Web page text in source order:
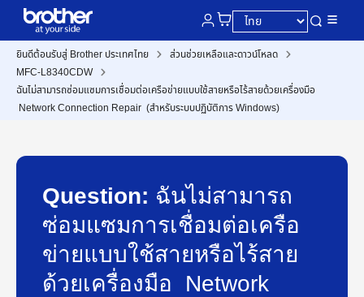
ยินดีต้อนรับสู่ Brother ประเทศไทย
ส่วนช่วยเหลือและดาวน์โหลด
MFC-L8340CDW
ฉันไม่สามารถซ่อมแซมการเชื่อมต่อเครือข่ายแบบใช้สายหรือไร้สายด้วยเครื่องมือ
Network Connection Repair (สำหรับระบบปฏิบัติการ Windows)
Question: ฉันไม่สามารถ
ซ่อมแซมการเชื่อมต่อเครือ
ข่ายแบบใช้สายหรือไร้สาย
ด้วยเครื่องมือ Network